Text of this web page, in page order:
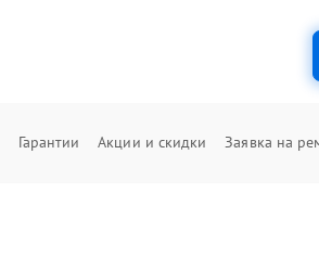
Гарантии Акции и скидки Заявка на